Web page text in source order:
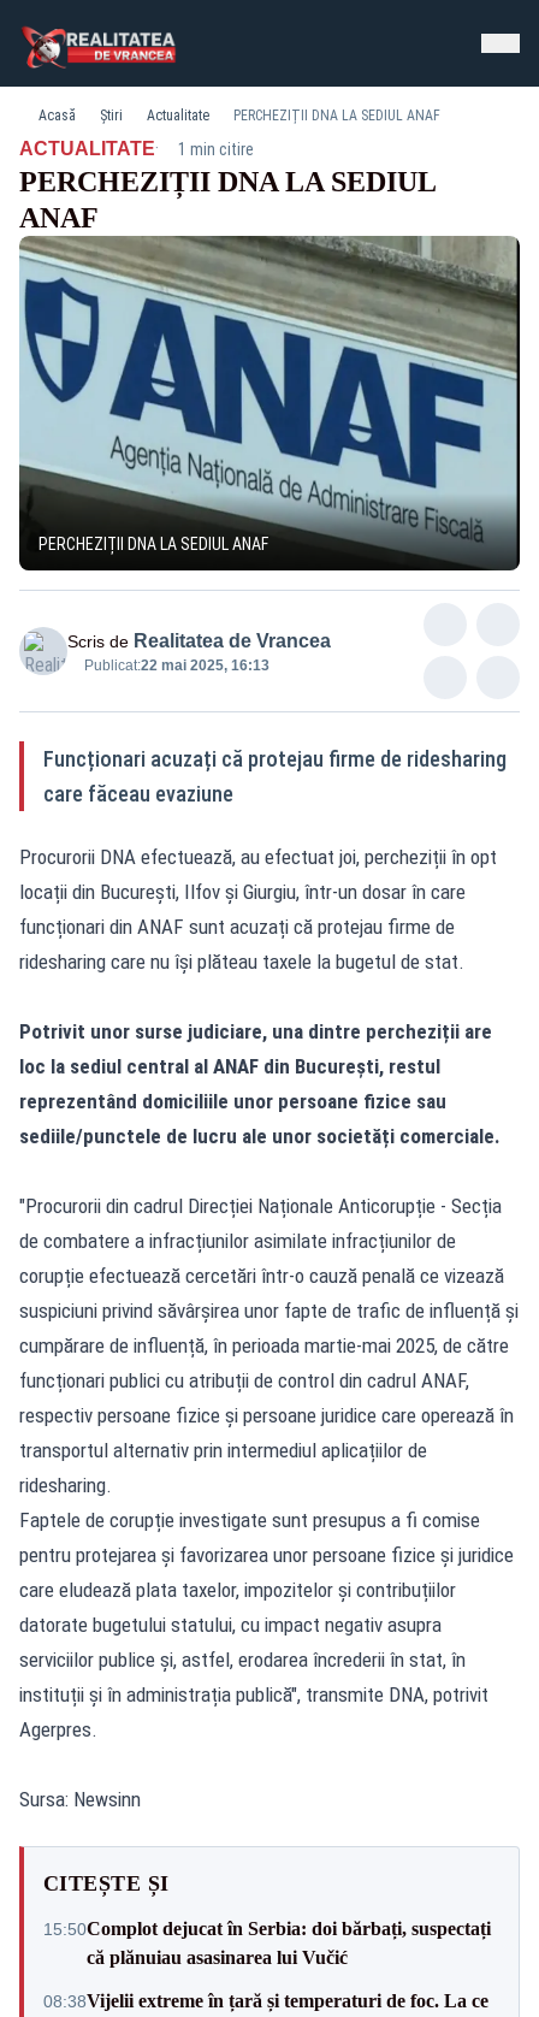
Acasă Știri Actualitate PERCHEZIȚII DNA LA SEDIUL ANAF
ACTUALITATE· 1 min citire
PERCHEZIȚII DNA LA SEDIUL
ANAF
PERCHEZIȚII DNA LA SEDIUL ANAF
Scris de Realitatea de Vrancea
Publicat:22 mai 2025, 16:13
Funcționari acuzați că protejau firme de ridesharing
care făceau evaziune
Procurorii DNA efectuează, au efectuat joi, percheziții în opt
locații din București, Ilfov și Giurgiu, într-un dosar în care
funcționari din ANAF sunt acuzați că protejau firme de
ridesharing care nu își plăteau taxele la bugetul de stat.
Potrivit unor surse judiciare, una dintre percheziții are
loc la sediul central al ANAF din București, restul
reprezentând domiciliile unor persoane fizice sau
sediile/punctele de lucru ale unor societăți comerciale.
"Procurorii din cadrul Direcției Naționale Anticorupție - Secția
de combatere a infracțiunilor asimilate infracțiunilor de
corupție efectuează cercetări într-o cauză penală ce vizează
suspiciuni privind săvârșirea unor fapte de trafic de influență și
cumpărare de influență, în perioada martie-mai 2025, de către
funcționari publici cu atribuții de control din cadrul ANAF,
respectiv persoane fizice și persoane juridice care operează în
transportul alternativ prin intermediul aplicațiilor de
ridesharing.
Faptele de corupție investigate sunt presupus a fi comise
pentru protejarea și favorizarea unor persoane fizice și juridice
care eludează plata taxelor, impozitelor și contribuțiilor
datorate bugetului statului, cu impact negativ asupra
serviciilor publice și, astfel, erodarea încrederii în stat, în
instituții și în administrația publică", transmite DNA, potrivit
Agerpres.
Sursa: Newsinn
CITEȘTE ȘI
15:50Complot dejucat în Serbia: doi bărbați, suspectați
că plănuiau asasinarea lui Vučić
08:38Vijelii extreme în țară și temperaturi de foc. La ce